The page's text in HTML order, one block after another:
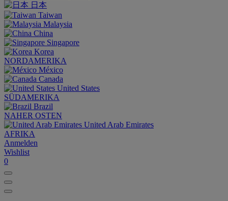
日本
Taiwan
Malaysia
China
Singapore
Korea
NORDAMERIKA
México
Canada
United States
SÜDAMERIKA
Brazil
NAHER OSTEN
United Arab Emirates
AFRIKA
Anmelden
Wishlist
0